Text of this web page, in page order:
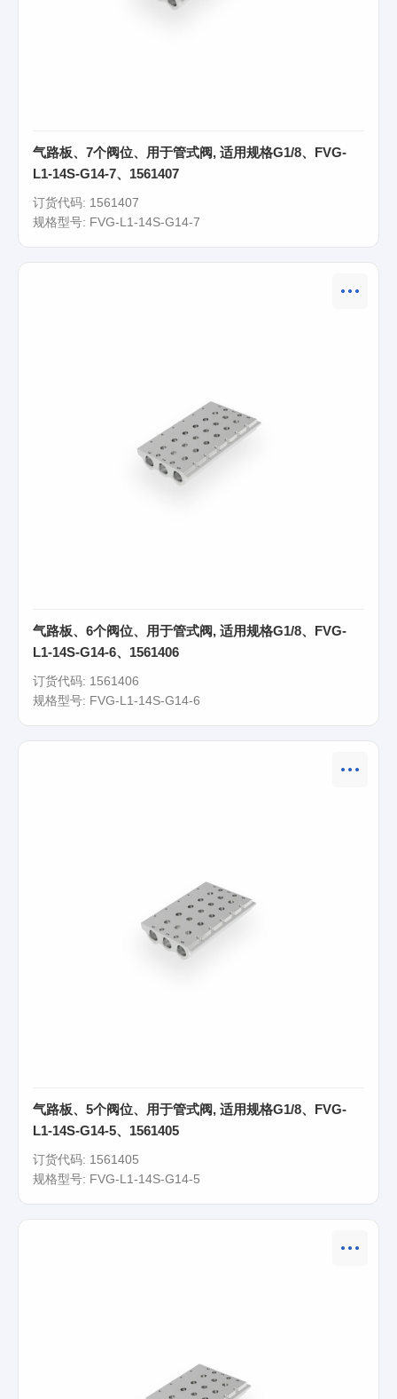
气路板、7个阀位、用于管式阀, 适用规格G1/8、FVG-
L1-14S-G14-7、1561407
订货代码: 1561407
规格型号: FVG-L1-14S-G14-7
气路板、6个阀位、用于管式阀, 适用规格G1/8、FVG-
L1-14S-G14-6、1561406
订货代码: 1561406
规格型号: FVG-L1-14S-G14-6
气路板、5个阀位、用于管式阀, 适用规格G1/8、FVG-
L1-14S-G14-5、1561405
订货代码: 1561405
规格型号: FVG-L1-14S-G14-5